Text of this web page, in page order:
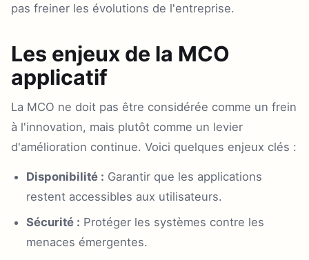
pas freiner les évolutions de l'entreprise.
Les enjeux de la MCO
applicatif
La MCO ne doit pas être considérée comme un frein
à l'innovation, mais plutôt comme un levier
d'amélioration continue. Voici quelques enjeux clés :
Disponibilité : Garantir que les applications
restent accessibles aux utilisateurs.
Sécurité : Protéger les systèmes contre les
menaces émergentes.